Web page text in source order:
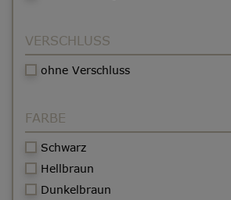
VERSCHLUSS
ohne Verschluss
FARBE
Schwarz
Hellbraun
Dunkelbraun